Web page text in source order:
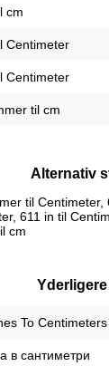
cm
Centimeter
Centimeter
til cm
Alternativ
til Centimeter,
611 in til
cm
To Centimeters
в сантиметри